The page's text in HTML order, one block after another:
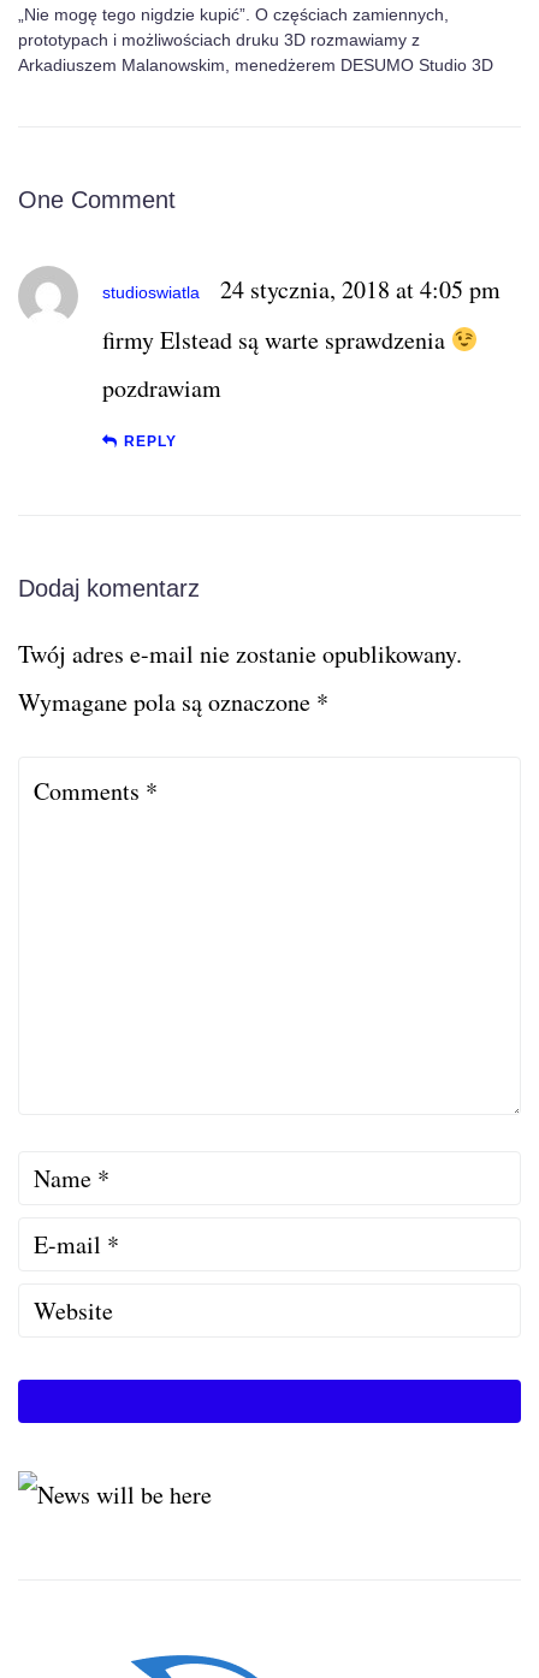
„Nie mogę tego nigdzie kupić”. O częściach zamiennych,
prototypach i możliwościach druku 3D rozmawiamy z
Arkadiuszem Malanowskim, menedżerem DESUMO Studio 3D
One Comment
studioswiatla
24 stycznia, 2018 at 4:05 pm
firmy Elstead są warte sprawdzenia
pozdrawiam
REPLY
Dodaj komentarz
Twój adres e-mail nie zostanie opublikowany.
Wymagane pola są oznaczone *